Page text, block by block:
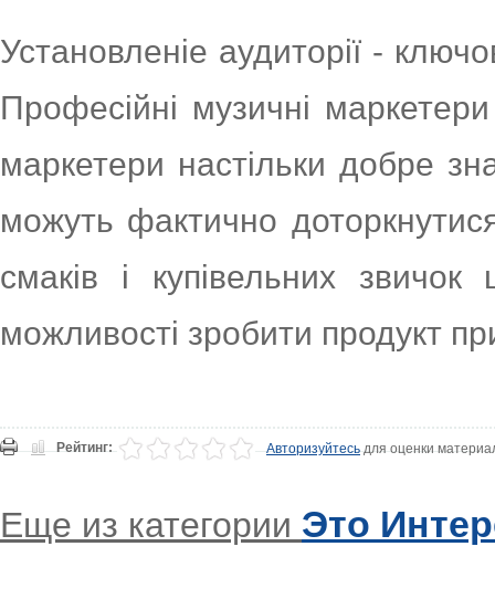
Установленіе аудиторії -
Професійні музичні
маркетери настільки добре
можуть фактично
смаків і купівельних звичок
можливості зробити продукт
Рейтинг: Авторизуйтесьдля оценки
Еще из категории Это